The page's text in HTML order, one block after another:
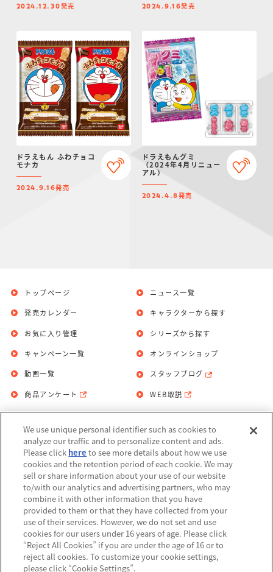
2024.12.30発売 2024.9.16発売
ドラえもん ふわチョコ
モナカ
2024.9.16発売
ドラえもんグミ
（2024年4月リニュー
アル）
2024.4.8発売
トップページ
発売カレンダー
お気に入り管理
ニュース一覧
キャラクターから探す
シリーズから探す
キャンペーン一覧
動画一覧
商品アンケート
オンラインショップ
スタッフブログ
WEB取説
お問い合わせ 個人情報保護方針
利用規約
Do Not Sell or Share My Personal
Information
アレルギー情報
We use unique personal identifier such as cookies to
analyze our traffic and to personalize content and ads.
Please click here to see more details about how we use
cookies and the retention period of each cookie. We may
sell or share information about your use of our website
to/with our analytics and advertising partners, who may
combine it with other information that you have
provided to them or that they have collected from your
use of their services. However, we do not set and use
cookies for our users under 16 years of age. Please click
“Reject All Cookies” if you are under the age of 16 or to
reject all cookies. To customize your cookie settings,
please click “Cookie Settings”.